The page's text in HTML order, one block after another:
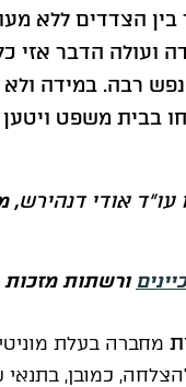
הצדדים ללא
ועולה הדבר אזי
רבה. במידה
בבית משפט ויטען
עו"ד אודי דנהירש,
ורשתות מזכות
מחברה בעלת
כמובן, בתנאי